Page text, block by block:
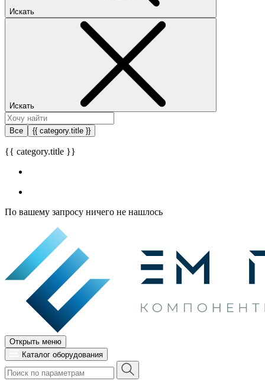
Искать
Искать
Все {{ category.title }}
{{ category.title }}
По вашему запросу ничего не нашлось
Открыть меню
Каталог оборудования